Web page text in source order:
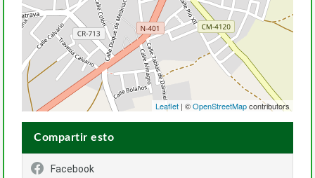
Leaflet | ©OpenStreetMapcontributors
Compartir esto
Facebook